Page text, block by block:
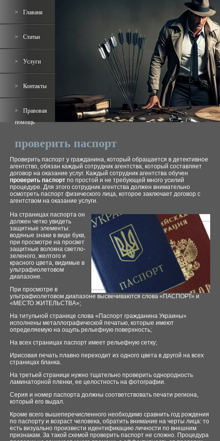
Главаня
Статьи
Услуги
Контакты
Правовая
помощь
проверить паспорт
Проверить паспорт у гражданина, который обращается в детективное
агентство, обязан каждый сотрудник агентства, который составляет
договор на оказание услуг. Каждый сотрудник агентства обучен
проверить паспорт по простой и не требующей много усилий
процедуре. Для этого сотрудник агентства должен внимательно
осмотреть паспорт физического лица, которое заключает договор с
агентством на оказание услуги.
На страницах паспорта он
должен четко увидеть
защитные элементы:
водяные знаки в виде букв,
при просмотре на просвет
защитные волокна светло-
зеленого, желтого и
красного цвета, видимые в
ультрафиолетовом
диапазоне.
При просмотре в
ультрафиолетовом диапазоне высвечиваются слова «ПАСПОРТ» и
«МЕСТО ЖИТЕЛЬСТВА»;
На титульной странице слова «Паспорт гражданина Украины»
исполнены металлографической печатью, которые имеют
определяемую на ощупь рельефную поверхность;
На всех страницах паспорт имеет рельефную сетку;
Ирисовая печать плавно переходит из одного цвета в другой на всех
страницах бланка.
На третьей странице нужно тщательно проверить однородность
ламинаторной пленки, ее целостность на фотографии.
Серия и номер паспорта должны соответствовать печати региона,
который его выдал.
Кроме всего вышеперечисленного необходимо сравнить год рождения
по паспорту и возраст человека, обратить внимание на черты лица: то
есть визуально произвести идентификацию личности по внешним
признакам. За такой схемой проверить паспорт не сложно. Процедура